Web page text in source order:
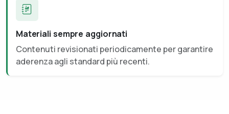
Materiali sempre aggiornati
Contenuti revisionati periodicamente per garantire
aderenza agli standard più recenti.